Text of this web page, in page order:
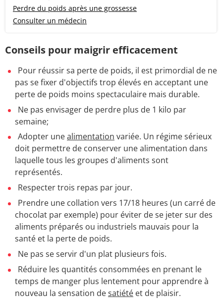
Perdre du poids après une grossesse
Consulter un médecin
Conseils pour maigrir efficacement
Pour réussir sa perte de poids, il est primordial de ne
pas se fixer d'objectifs trop élevés en acceptant une
perte de poids moins spectaculaire mais durable.
Ne pas envisager de perdre plus de 1 kilo par
semaine;
Adopter unealimentation variée. Un régime sérieux
doit permettre de conserver une alimentation dans
laquelle tous les groupes d'aliments sont
représentés.
Respecter trois repas par jour.
Prendre une collation vers 17/18 heures (un carré de
chocolat par exemple) pour éviter de se jeter sur des
aliments préparés ou industriels mauvais pour la
santé et la perte de poids.
Ne pas se servir d'un plat plusieurs fois.
Réduire les quantités consommées en prenant le
temps de manger plus lentement pour apprendre à
nouveau la sensation desatiété et de plaisir.